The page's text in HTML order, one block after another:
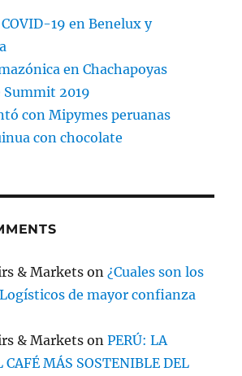
19 en Benelux y
en Chachapoyas
Summit 2019
con Mipymes peruanas
con chocolate
& Markets on¿Cuales son los
de mayor confianza
& Markets onPERÚ: LA
CAFÉ MÁS SOSTENIBLE DEL